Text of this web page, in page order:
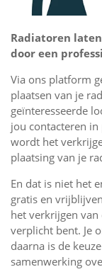
Radiatoren
door een
Via ons platform
plaatsen van je
geïnteresseerde
jou contacteren
wordt het
plaatsing van je
En dat is niet het
gratis en
het verkrijgen
verplicht bent. Je
daarna is de
samenwerking